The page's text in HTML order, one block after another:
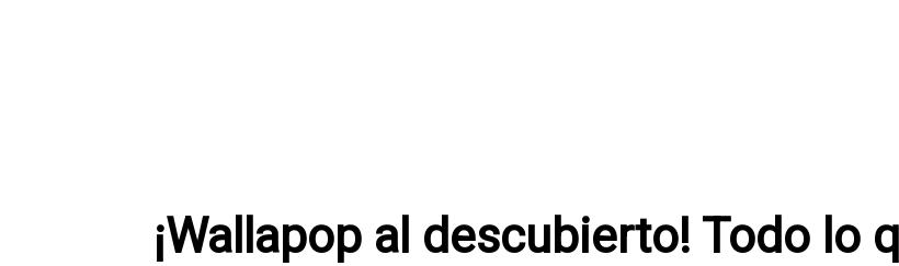
¡Wallapop al descubierto! Todo lo